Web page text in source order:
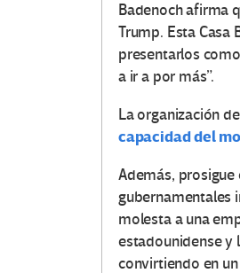
Badenoch afirma
Trump. Esta Casa
presentarlos
a ir a por más”.
La organización
capacidad del
Además, prosigue
gubernamentales
molesta a una
estadounidense y
convirtiendo en